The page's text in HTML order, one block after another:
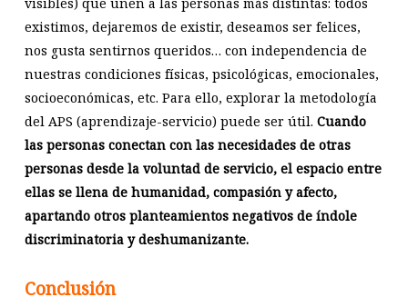
existimos, dejaremos de existir, deseamos ser felices,
nos gusta sentirnos queridos… con independencia de
nuestras condiciones físicas, psicológicas, emocionales,
socioeconómicas, etc. Para ello, explorar la metodología
del APS (aprendizaje-servicio) puede ser útil. Cuando
las personas conectan con las necesidades de otras
personas desde la voluntad de servicio, el espacio entre
ellas se llena de humanidad, compasión y afecto,
apartando otros planteamientos negativos de índole
discriminatoria y deshumanizante.
Conclusión